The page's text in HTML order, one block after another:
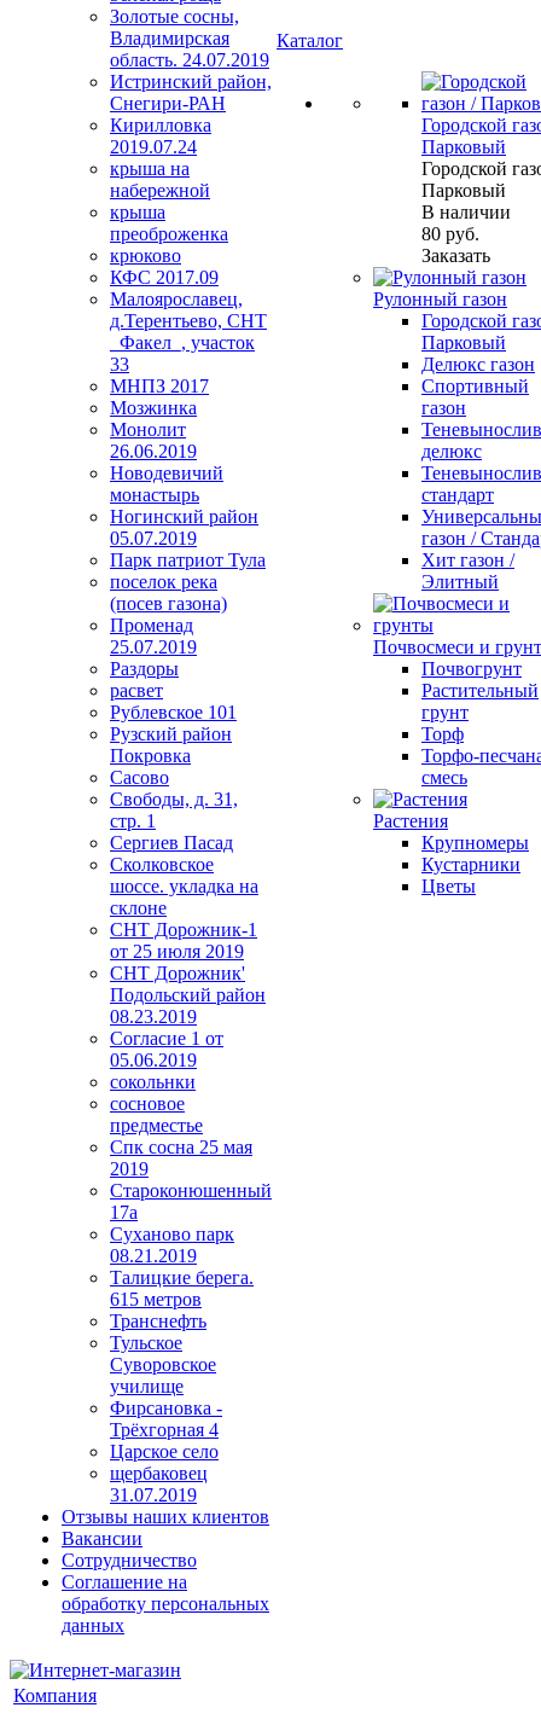
Золотые сосны,
Владимирская
область. 24.07.2019
Истринский район,
Снегири-РАН
Кирилловка
2019.07.24
крыша на
набережной
крыша
преоброженка
крюково
КФС 2017.09
Малоярославец,
д.Терентьево, СНТ
_Факел_, участок
33
МНПЗ 2017
Мозжинка
Монолит
26.06.2019
Новодевичий
монастырь
Ногинский район
05.07.2019
Парк патриот Тула
поселок река
(посев газона)
Променад
25.07.2019
Раздоры
расвет
Рублевское 101
Рузский район
Покровка
Сасово
Свободы, д. 31,
стр. 1
Сергиев Пасад
Сколковское
шоссе. укладка на
склоне
СНТ Дорожник-1
от 25 июля 2019
СНТ Дорожник'
Подольский район
08.23.2019
Согласие 1 от
05.06.2019
сокольнки
сосновое
предместье
Спк сосна 25 мая
2019
Староконюшенный
17а
Суханово парк
08.21.2019
Талицкие берега.
615 метров
Транснефть
Тульское
Суворовское
училище
Фирсановка -
Трёхгорная 4
Царское село
щербаковец
31.07.2019
Отзывы наших клиентов
Вакансии
Сотрудничество
Соглашение на
обработку персональных
данных
Каталог
Городской
Парковый
Городской
Парковый
В наличии
80 руб.
Заказать
Рулонный газон
Городской
Парковый
Делюкс газон
Спортивный
газон
делюкс
стандарт
газон /
Хит газон /
Элитный
Почвосмеси и
Почвогрунт
Растительный
грунт
Торф
Торфо-
смесь
Растения
Крупномеры
Кустарники
Цветы
Компания